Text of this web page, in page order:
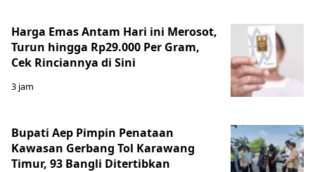
Harga Emas Antam Hari ini Merosot,
Turun hingga Rp29.000 Per Gram,
Cek Rinciannya di Sini
3 jam
Bupati Aep Pimpin Penataan
Kawasan Gerbang Tol Karawang
Timur, 93 Bangli Ditertibkan